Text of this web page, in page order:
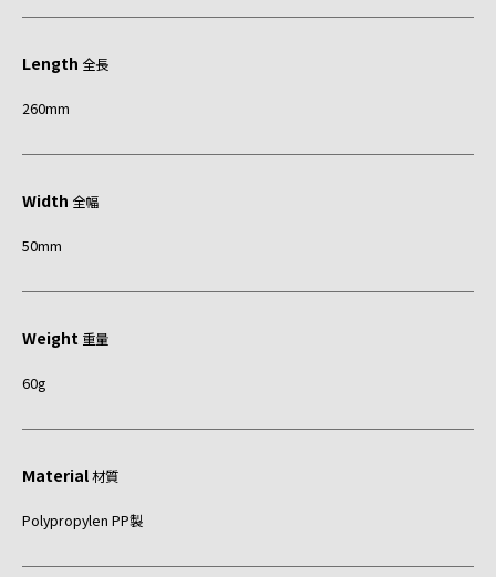
Length 全長
260mm
Width 全幅
50mm
Weight 重量
60g
Material材質
Polypropylen PP製